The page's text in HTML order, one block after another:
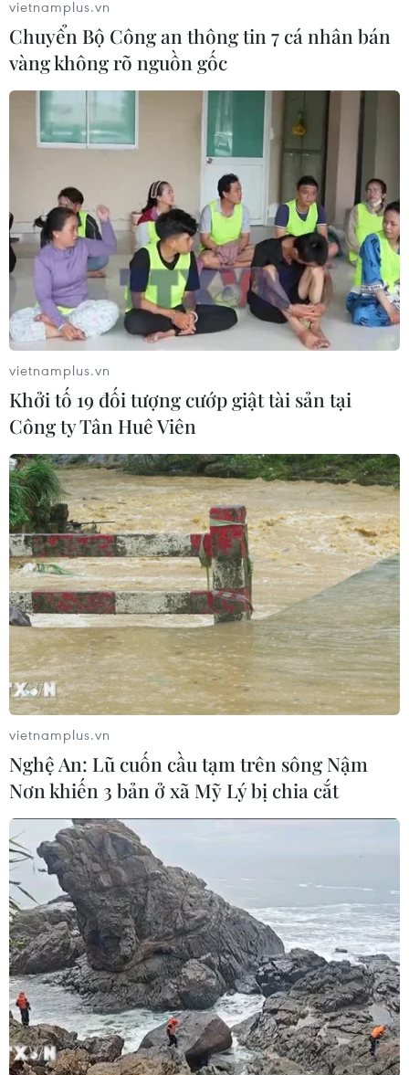
vietnamplus.vn
Chuyển Bộ Công an thông tin 7 cá nhân bán
vàng không rõ nguồn gốc
vietnamplus.vn
Khởi tố 19 đối tượng cướp giật tài sản tại
Công ty Tân Huê Viên
vietnamplus.vn
Nghệ An: Lũ cuốn cầu tạm trên sông Nậm
Nơn khiến 3 bản ở xã Mỹ Lý bị chia cắt